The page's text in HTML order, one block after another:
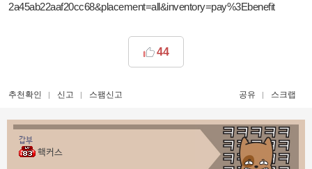
2a45ab22aaf20cc68&placement=all&inventory=pay%3Ebenefit
44
추천확인 신고 스팸신고 공유 스크랩
갑부
핵커스